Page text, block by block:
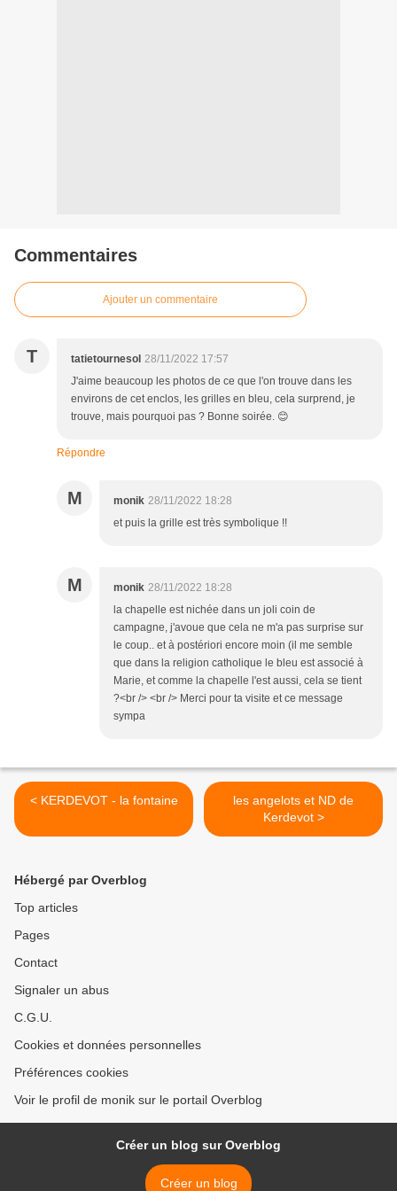
Commentaires
Ajouter un commentaire
T tatietournesol 28/11/2022 17:57
J'aime beaucoup les photos de ce que l'on trouve dans les
environs de cet enclos, les grilles en bleu, cela surprend, je
trouve, mais pourquoi pas ? Bonne soirée. 😊
Répondre
M monik 28/11/2022 18:28
et puis la grille est très symbolique !!
M monik 28/11/2022 18:28
la chapelle est nichée dans un joli coin de
campagne, j'avoue que cela ne m'a pas surprise sur
le coup.. et à postériori encore moin (il me semble
que dans la religion catholique le bleu est associé à
Marie, et comme la chapelle l'est aussi, cela se tient
?<br /> <br /> Merci pour ta visite et ce message
sympa
< KERDEVOT - la fontaine
les angelots et ND de
Kerdevot >
Hébergé par Overblog
Top articles
Pages
Contact
Signaler un abus
C.G.U.
Cookies et données personnelles
Préférences cookies
Voir le profil de monik sur le portail Overblog
Créer un blog sur Overblog
Créer un blog